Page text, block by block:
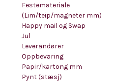
Festemateriale
(Lim/teip/magneter mm)
Happy mail og Swap
Jul
Leverandører
Oppbevaring
Papir/kartong mm
Pynt (stæsj)